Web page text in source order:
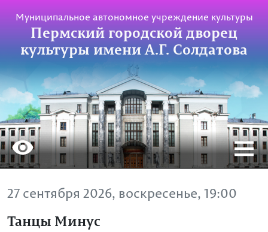
Муниципальное автономное учреждение культуры
Пермский городской дворец
культуры имени А.Г. Солдатова
27 сентября 2026, воскресенье, 19:00
Танцы Минус